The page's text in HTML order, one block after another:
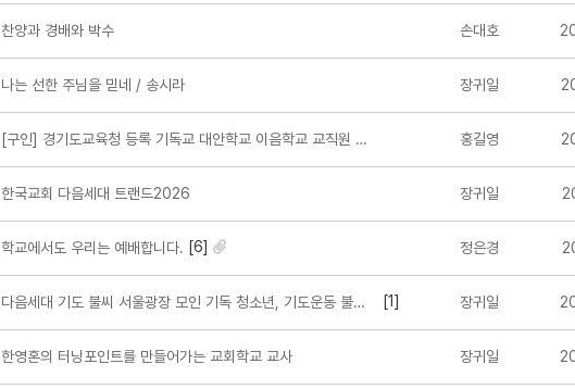
찬양과 경배와 박수 손대호
나는 선한 주님을 믿네 / 송시라 장귀일
[구인] 경기도교육청 등록 기독교 대안학교 이음학교 교직원 채용 공고 홍길영
한국교회 다음세대 트랜드2026 장귀일
학교에서도 우리는 예배합니다. [6] 정은경
다음세대 기도 불씨 서울광장 모인 기독 청소년, 기도운동 불씨 지폈다 [1] 장귀일
한영혼의 터닝포인트를 만들어가는 교회학교 교사 장귀일